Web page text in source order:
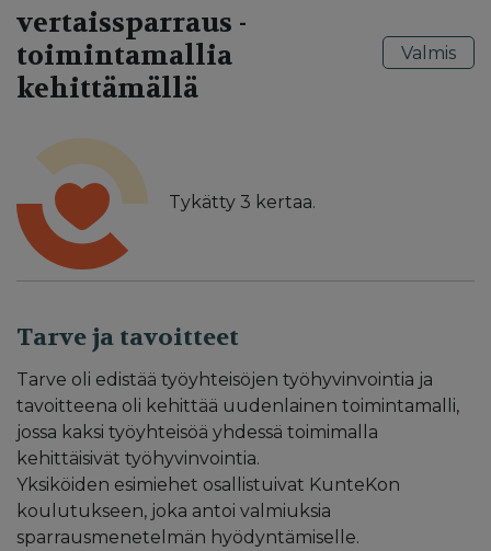
vertaissparraus -
toimintamallia
kehittämällä
Tykätty 3 kertaa.
Valmis
Tarve ja tavoitteet
Tarve oli edistää työyhteisöjen työhyvinvointia ja
tavoitteena oli kehittää uudenlainen toimintamalli,
jossa kaksi työyhteisöä yhdessä toimimalla
kehittäisivät työhyvinvointia.
Yksiköiden esimiehet osallistuivat KunteKon
koulutukseen, joka antoi valmiuksia
sparrausmenetelmän hyödyntämiselle.